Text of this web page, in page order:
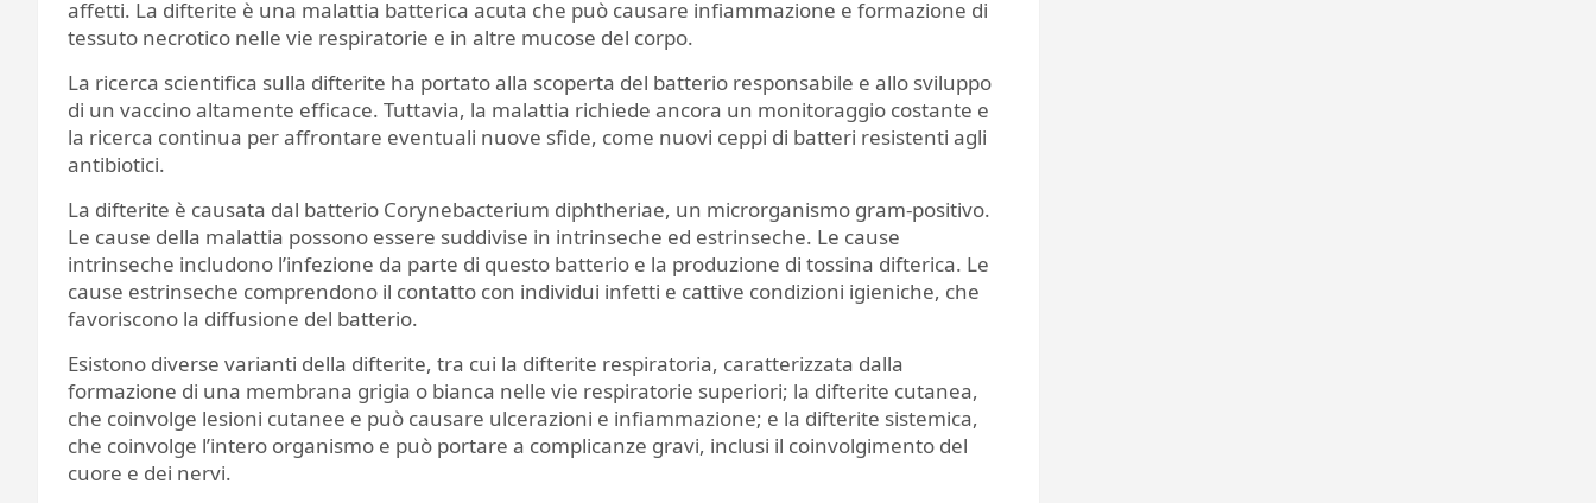
affetti. La difterite è una malattia batterica acuta che può causare infiammazione e formazione di
tessuto necrotico nelle vie respiratorie e in altre mucose del corpo.
La ricerca scientifica sulla difterite ha portato alla scoperta del batterio responsabile e allo sviluppo
di un vaccino altamente efficace. Tuttavia, la malattia richiede ancora un monitoraggio costante e
la ricerca continua per affrontare eventuali nuove sfide, come nuovi ceppi di batteri resistenti agli
antibiotici.
La difterite è causata dal batterio Corynebacterium diphtheriae, un microrganismo gram-positivo.
Le cause della malattia possono essere suddivise in intrinseche ed estrinseche. Le cause
intrinseche includono l’infezione da parte di questo batterio e la produzione di tossina difterica. Le
cause estrinseche comprendono il contatto con individui infetti e cattive condizioni igieniche, che
favoriscono la diffusione del batterio.
Esistono diverse varianti della difterite, tra cui la difterite respiratoria, caratterizzata dalla
formazione di una membrana grigia o bianca nelle vie respiratorie superiori; la difterite cutanea,
che coinvolge lesioni cutanee e può causare ulcerazioni e infiammazione; e la difterite sistemica,
che coinvolge l’intero organismo e può portare a complicanze gravi, inclusi il coinvolgimento del
cuore e dei nervi.